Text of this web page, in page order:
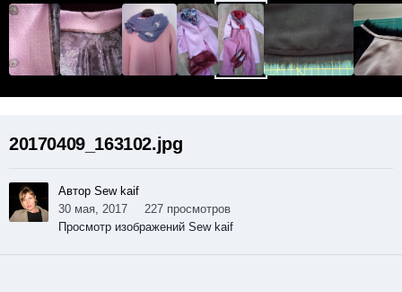
20170409_163102.jpg
Автор Sew kaif
30 мая, 2017
227 просмотров
Просмотр изображений Sew kaif